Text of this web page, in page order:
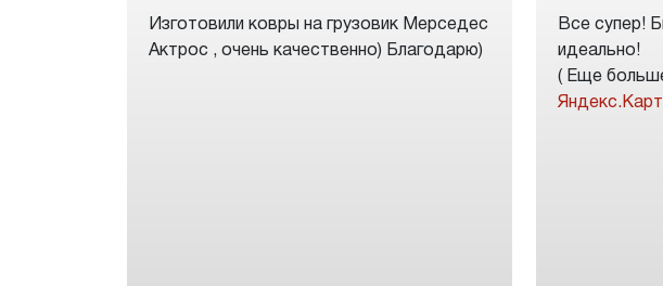
Изготовили ковры на грузовик Мерседес
Актрос , очень качественно) Благодарю)
Все супер!
идеально!
( Еще